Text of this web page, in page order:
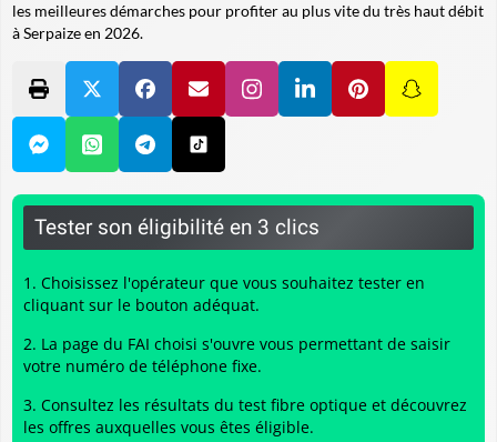
les meilleures démarches pour profiter au plus vite du très haut débit
à Serpaize en 2026.
Tester son éligibilité en 3 clics
Choisissez l'opérateur que vous souhaitez tester en
cliquant sur le bouton adéquat.
La page du FAI choisi s'ouvre vous permettant de saisir
votre numéro de téléphone fixe.
Consultez les résultats du test fibre optique et découvrez
les offres auxquelles vous êtes éligible.